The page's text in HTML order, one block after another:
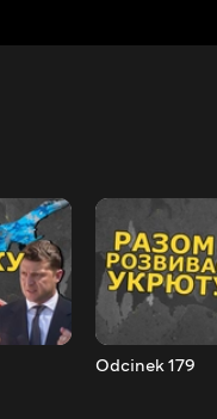
Odcinek 179